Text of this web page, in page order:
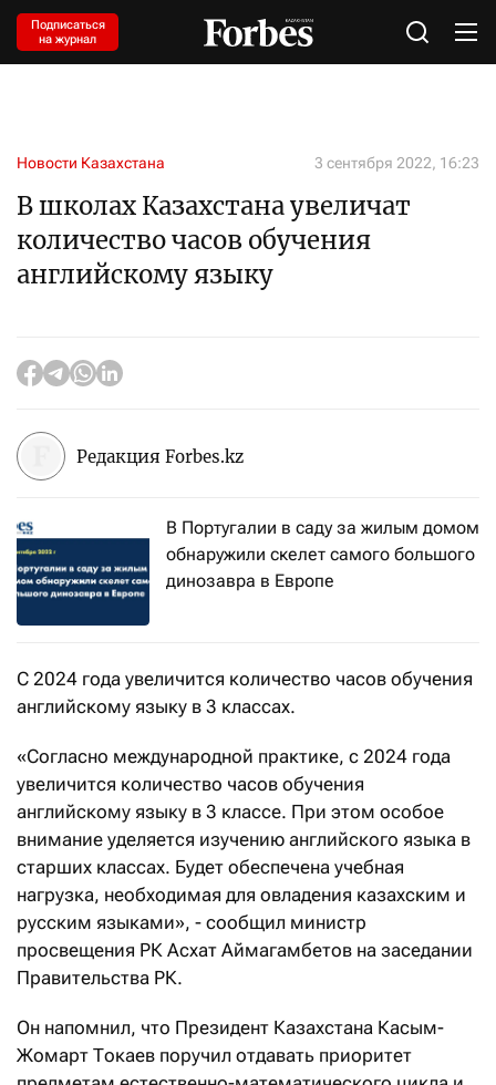
Подписаться
на журнал
Новости Казахстана 3 сентября 2022, 16:23
В школах Казахстана увеличат
количество часов обучения
английскому языку
Редакция Forbes.kz
В Португалии в саду за жилым домом
обнаружили скелет самого большого
динозавра в Европе
С 2024 года увеличится количество часов обучения
английскому языку в 3 классах.
«Согласно международной практике, с 2024 года
увеличится количество часов обучения
английскому языку в 3 классе. При этом особое
внимание уделяется изучению английского языка в
старших классах. Будет обеспечена учебная
нагрузка, необходимая для овладения казахским и
русским языками», - сообщил министр
просвещения РК Асхат Аймагамбетов на заседании
Правительства РК.
Он напомнил, что Президент Казахстана Касым-
Жомарт Токаев поручил отдавать приоритет